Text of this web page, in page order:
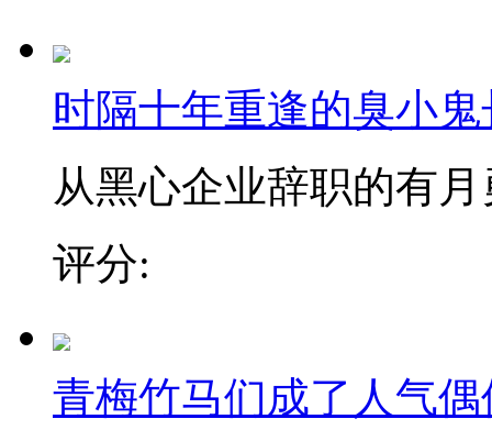
时隔十年重逢的臭小
从黑心企业辞职的有月
评分:
青梅竹马们成了人气